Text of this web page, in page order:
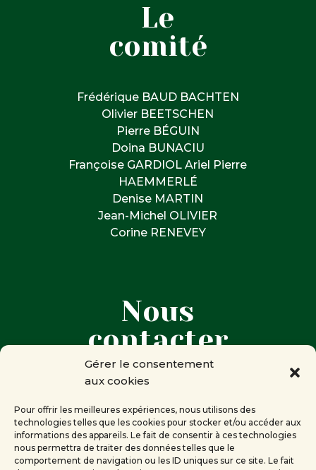
Gérer le consentement
aux cookies
Pour offrir les meilleures expériences, nous utilisons des
technologies telles que les cookies pour stocker et/ou accéder aux
informations des appareils. Le fait de consentir à ces technologies
nous permettra de traiter des données telles que le
comportement de navigation ou les ID uniques sur ce site. Le fait
Le
comité
Frédérique BAUD BACHTEN
Olivier BEETSCHEN
Pierre BÉGUIN
Doina BUNACIU
Françoise GARDIOL Ariel Pierre
HAEMMERLÉ
Denise MARTIN
Jean-Michel OLIVIER
Corine RENEVEY
Nous
contacter
Présidente de la Compagnie des
mots
Genève